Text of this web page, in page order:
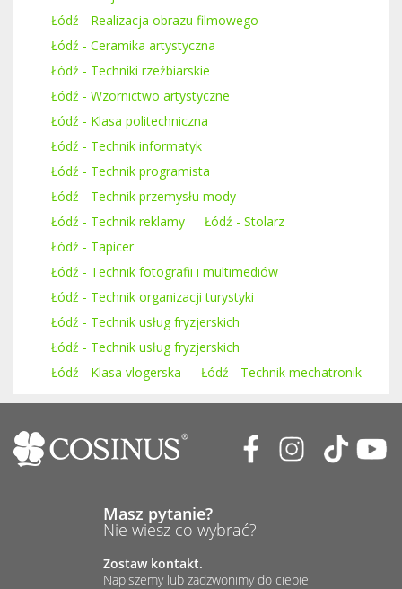
Łódź - Realizacja obrazu filmowego
Łódź - Ceramika artystyczna
Łódź - Techniki rzeźbiarskie
Łódź - Wzornictwo artystyczne
Łódź - Klasa politechniczna
Łódź - Technik informatyk
Łódź - Technik programista
Łódź - Technik przemysłu mody
Łódź - Technik reklamy
Łódź - Stolarz
Łódź - Tapicer
Łódź - Technik fotografii i multimediów
Łódź - Technik organizacji turystyki
Łódź - Technik usług fryzjerskich
Łódź - Technik usług fryzjerskich
Łódź - Klasa vlogerska
Łódź - Technik mechatronik
Masz pytanie?
Nie wiesz co wybrać?
Zostaw kontakt.
Napiszemy lub zadzwonimy do ciebie